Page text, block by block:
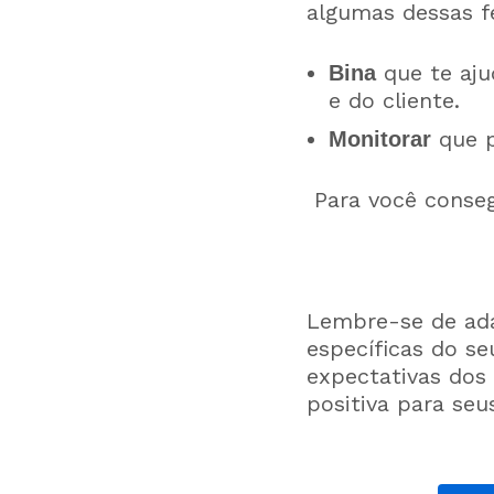
algumas dessas
Binaque te
e do cliente.
Monitorarque
Para você
Lembre-se de
específicas do
expectativas
positiva para